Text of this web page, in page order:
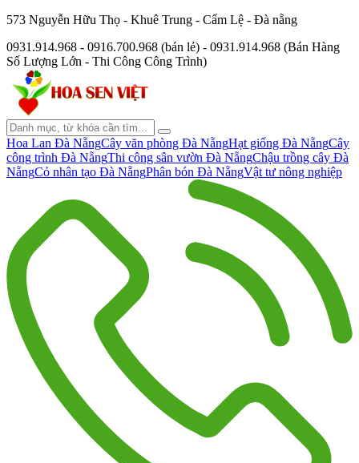
573 Nguyễn Hữu Thọ - Khuê Trung - Cẩm Lệ - Đà nẵng
0931.914.968 - 0916.700.968 (bán lẻ) - 0931.914.968 (Bán Hàng
Số Lượng Lớn - Thi Công Công Trình)
Hoa Lan Đà NẵngCây văn phòng Đà NẵngHạt giống Đà NẵngCây
công trình Đà NẵngThi công sân vườn Đà NẵngChậu trồng cây Đà
NẵngCỏ nhân tạo Đà NẵngPhân bón Đà NẵngVật tư nông nghiệp